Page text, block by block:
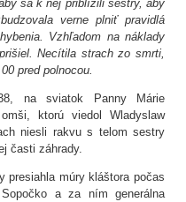
sa k nej priblížili sestry, aby
verne plniť pravidlá
Vzhľadom na náklady
Necítila strach zo smrti,
pred polnocou.
na sviatok Panny Márie
ktorú viedol Wladyslaw
niesli rakvu s telom sestry
časti záhrady.
múry kláštora počas
a za ním generálna